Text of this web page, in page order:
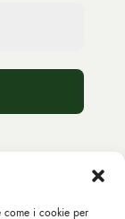
come i cookie per